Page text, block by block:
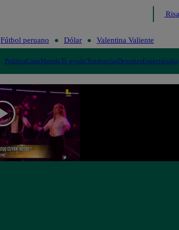
Me Caigo de Risa
Fútbol peruano Dólar Valentina Valiente
PolíticaLimaMundoTe ayudoTendenciasDeportesEspectáculos